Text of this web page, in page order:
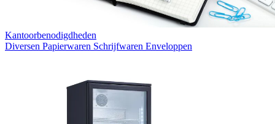
Kantoorbenodigdheden
Diversen Papierwaren Schrijfwaren Enveloppen